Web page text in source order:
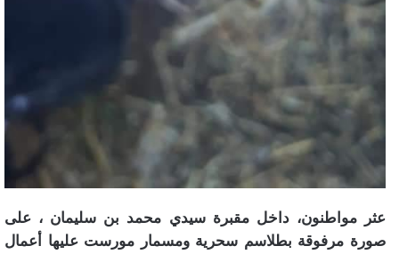
عثر مواطنون، داخل مقبرة سيدي محمد بن سليمان ، على
صورة مرفوقة بطلاسم سحرية ومسمار مورست عليها أعمال